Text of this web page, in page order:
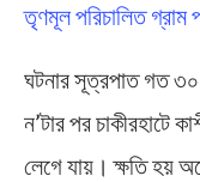
তৃণমূল পরিচালিত গ্রাম
ঘটনার সূত্রপাত গত
ন’টার পর চাকীরহাটে
লেগে যায়। ক্ষতি হয়